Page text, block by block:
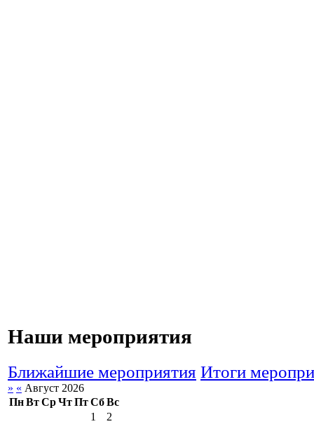
Наши мероприятия
Ближайшие мероприятия Итоги
» « Август 2026
ПнВтСрЧтПтСбВс
1
2